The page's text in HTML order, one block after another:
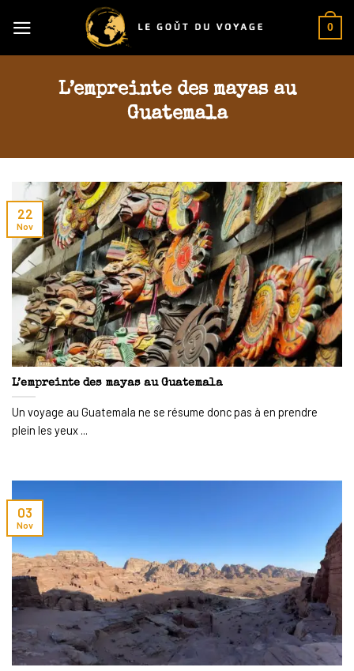
content
0
L’empreinte des mayas au
Guatemala
L’empreinte des mayas au Guatemala
Un voyage au Guatemala ne se résume donc pas à en prendre
plein les yeux ...
22
Nov
03
Nov